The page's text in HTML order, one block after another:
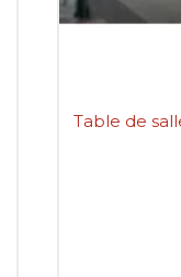
Table de